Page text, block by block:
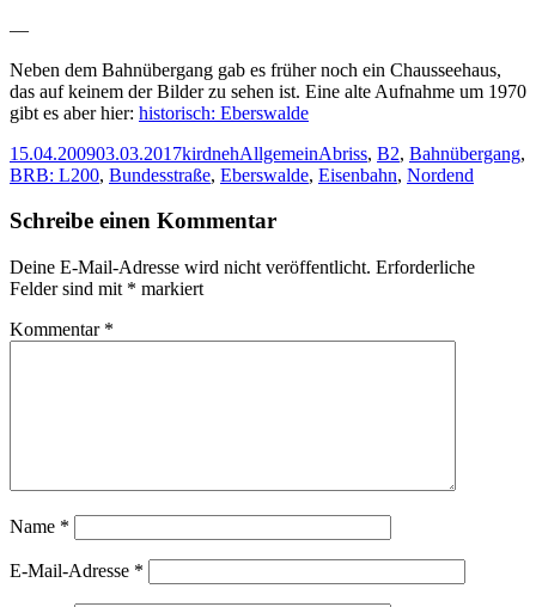
—
Neben dem Bahnübergang gab es früher noch ein Chausseehaus,
das auf keinem der Bilder zu sehen ist. Eine alte Aufnahme um 1970
gibt es aber hier: historisch: Eberswalde
Veröffentlicht
am
15.04.200903.03.2017Autor
kirdnehKategorien
AllgemeinSchlagwörter
Abriss, B2, Bahnübergang,
BRB: L200, Bundesstraße, Eberswalde, Eisenbahn, Nordend
Schreibe einen Kommentar
Deine E-Mail-Adresse wird nicht veröffentlicht. Erforderliche
Felder sind mit * markiert
Kommentar *
Name *
E-Mail-Adresse *